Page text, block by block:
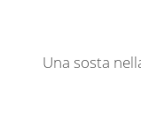
Una sosta